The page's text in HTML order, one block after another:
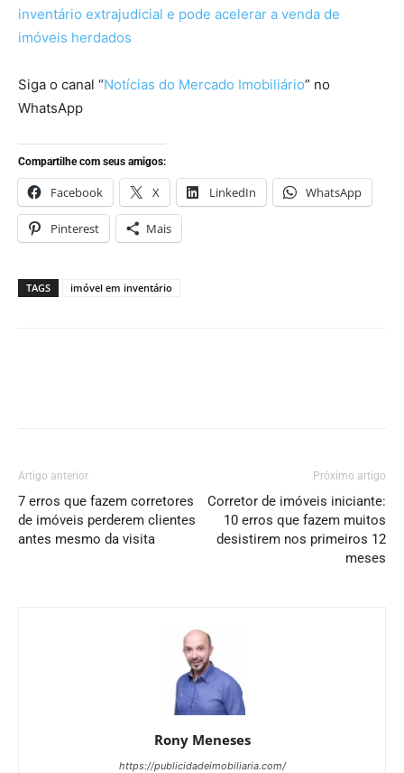
inventário extrajudicial e pode acelerar a venda de
imóveis herdados
Siga o canal “Notícias do Mercado Imobiliário” no
WhatsApp
Compartilhe com seus amigos:
Facebook X LinkedIn WhatsApp
Pinterest Mais
TAGS imóvel em inventário
Artigo anterior
7 erros que fazem corretores
de imóveis perderem clientes
antes mesmo da visita
Próximo artigo
Corretor de imóveis iniciante:
10 erros que fazem muitos
desistirem nos primeiros 12
meses
Rony Meneses
https://publicidadeimobiliaria.com/